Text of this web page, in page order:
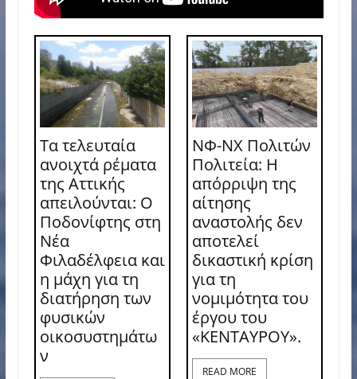
Τα τελευταία
ανοιχτά ρέματα
της Αττικής
απειλούνται: Ο
Ποδονίφτης στη
Νέα
Φιλαδέλφεια και
η μάχη για τη
διατήρηση των
φυσικών
οικοσυστημάτω
ν
ΝΦ-ΝΧ Πολιτών
Πολιτεία: Η
απόρριψη της
αίτησης
αναστολής δεν
αποτελεί
δικαστική κρίση
για τη
νομιμότητα του
έργου του
«ΚΕΝΤΑΥΡΟΥ».
READ MORE